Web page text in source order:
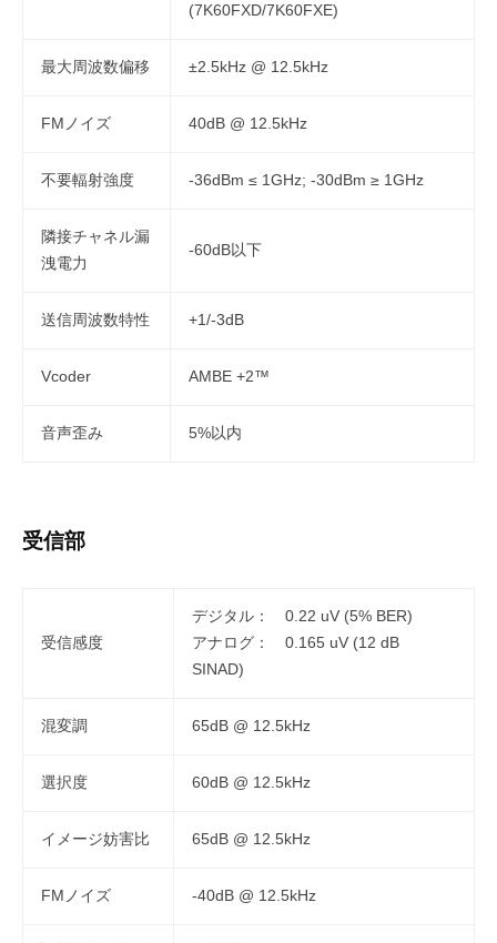
(7K60FXD/7K60FXE)
最大周波数偏移 ±2.5kHz @ 12.5kHz
FMノイズ 40dB @ 12.5kHz
不要輻射強度 -36dBm ≤ 1GHz; -30dBm ≥ 1GHz
隣接チャネル漏
洩電力
-60dB以下
送信周波数特性 +1/-3dB
Vcoder AMBE +2™
音声歪み 5%以内
受信部
受信感度
デジタル： 0.22 uV (5% BER)
アナログ： 0.165 uV (12 dB
SINAD)
混変調 65dB @ 12.5kHz
選択度 60dB @ 12.5kHz
イメージ妨害比 65dB @ 12.5kHz
FMノイズ -40dB @ 12.5kHz